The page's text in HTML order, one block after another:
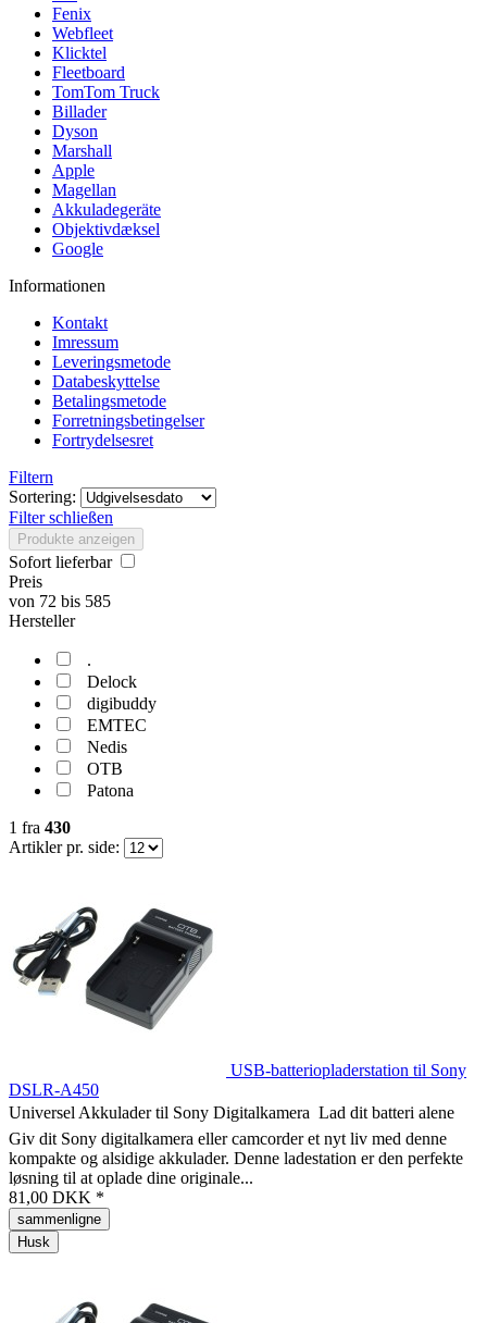
Fenix
Webfleet
Klicktel
Fleetboard
TomTom Truck
Billader
Dyson
Marshall
Apple
Magellan
Akkuladegeräte
Objektivdæksel
Google
Informationen
Kontakt
Imressum
Leveringsmetode
Databeskyttelse
Betalingsmetode
Forretningsbetingelser
Fortrydelsesret
Filtern
Sortering:
Filter schließen
Produkte anzeigen
Sofort lieferbar
Preis
von 72 bis 585
Hersteller
.
Delock
digibuddy
EMTEC
Nedis
OTB
Patona
1 fra 430
Artikler pr. side:
USB-batteriopladerstation til Sony
DSLR-A450
Universel Akkulader til Sony Digitalkamera  Lad dit batteri alene
Giv dit Sony digitalkamera eller camcorder et nyt liv med denne
kompakte og alsidige akkulader. Denne ladestation er den perfekte
løsning til at oplade dine originale...
81,00 DKK *
sammenligne
Husk